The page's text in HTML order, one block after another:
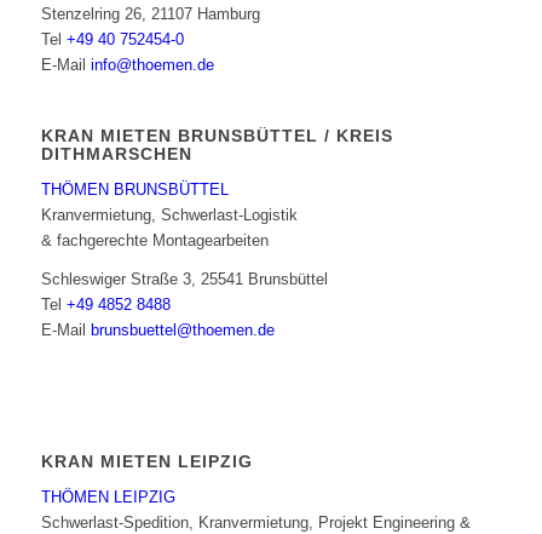
Stenzelring 26, 21107 Hamburg
Tel +49 40 752454-0
E-Mail info@thoemen.de
KRAN MIETEN BRUNSBÜTTEL / KREIS
DITHMARSCHEN
THÖMEN BRUNSBÜTTEL
Kranvermietung, Schwerlast-Logistik
& fachgerechte Montagearbeiten
Schleswiger Straße 3, 25541 Brunsbüttel
Tel +49 4852 8488
E-Mail
brunsbuettel@thoemen.de
KRAN MIETEN LEIPZIG
THÖMEN LEIPZIG
Schwerlast-Spedition, Kranvermietung, Projekt Engineering &